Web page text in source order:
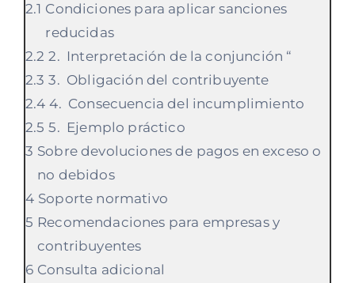
Condiciones para aplicar sanciones
reducidas
2. Interpretación de la conjunción “
3. Obligación del contribuyente
4. Consecuencia del incumplimiento
5. Ejemplo práctico
Sobre devoluciones de pagos en exceso o
no debidos
Soporte normativo
Recomendaciones para empresas y
contribuyentes
Consulta adicional